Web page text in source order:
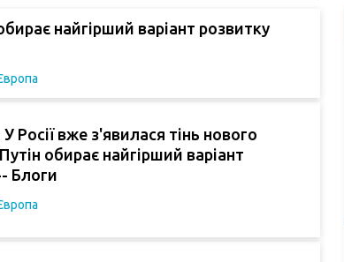
найгірший варіант розвитку
Росії вже з'явилася тінь нового
обирає найгірший варіант
Блоги